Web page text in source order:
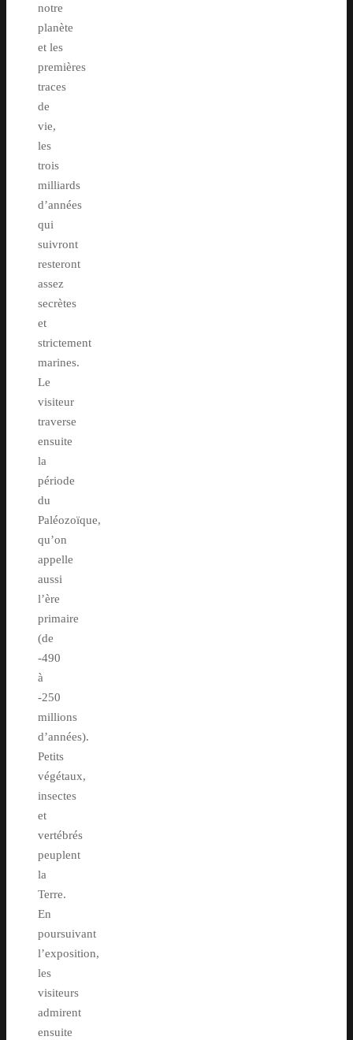
notre
planète
et les
premières
traces
de
vie,
les
trois
milliards
d’années
qui
suivront
resteront
assez
secrètes
et
strictement
marines.
Le
visiteur
traverse
ensuite
la
période
du
Paléozoïque,
qu’on
appelle
aussi
l’ère
primaire
(de
-490
à
-250
millions
d’années).
Petits
végétaux,
insectes
et
vertébrés
peuplent
la
Terre.
En
poursuivant
l’exposition,
les
visiteurs
admirent
ensuite